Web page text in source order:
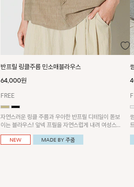
반프릴 링클주름 민소매블라우스
64,000원
FREE
자연스러운 링클 주름과 우아한 반프릴 디테일이 돋보
이는 블라우스! 앞넥 프릴을 자연스럽게 내려 여성스러
운 무드로 연출하거나, 어깨 옆 단추에 걸어 세련된 카
울넥 스타일로 연출할 수 있는 아이템이에요~